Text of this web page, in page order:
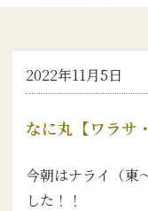
2022年11月5日
なに丸【ワラサ
今朝はナライ（東
した！！